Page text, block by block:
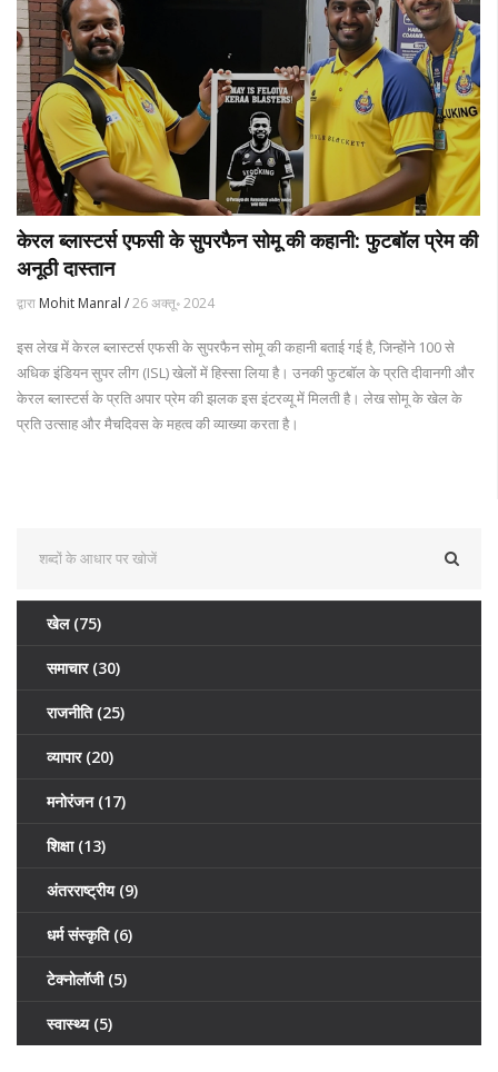
केरल ब्लास्टर्स एफसी के सुपरफैन सोमू की कहानी: फुटबॉल प्रेम की
अनूठी दास्तान
द्वारा Mohit Manral /26 अक्तू॰ 2024
इस लेख में केरल ब्लास्टर्स एफसी के सुपरफैन सोमू की कहानी बताई गई है, जिन्होंने 100 से
अधिक इंडियन सुपर लीग (ISL) खेलों में हिस्सा लिया है। उनकी फुटबॉल के प्रति दीवानगी और
केरल ब्लास्टर्स के प्रति अपार प्रेम की झलक इस इंटरव्यू में मिलती है। लेख सोमू के खेल के
प्रति उत्साह और मैचदिवस के महत्व की व्याख्या करता है।
खेल (75)
समाचार (30)
राजनीति (25)
व्यापार (20)
मनोरंजन (17)
शिक्षा (13)
अंतरराष्ट्रीय (9)
धर्म संस्कृति (6)
टेक्नोलॉजी (5)
स्वास्थ्य (5)